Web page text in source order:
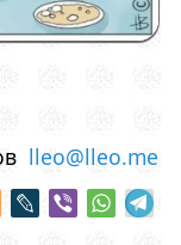
lleo@lleo.me